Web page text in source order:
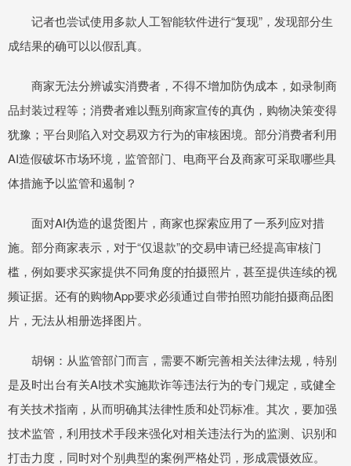
记者也尝试使用多款人工智能软件进行“复现”，发现部分生
成结果的确可以以假乱真。
商家无法分辨诚实消费者，不得不增加防伪成本，如录制商
品封装过程等；消费者难以甄别商家宣传的真伪，购物决策变得
犹豫；平台则陷入对交易双方行为的审核困境。部分消费者利用
AI造假破坏市场环境，监管部门、电商平台及商家可采取哪些具
体措施予以监管和遏制？
面对AI伪造的退货图片，商家也探索应用了一系列应对措
施。部分商家表示，对于“仅退款”的交易申请已经提高审核门
槛，例如要求买家提供不同角度的拍摄照片，甚至提供连续的视
频证据。还有的购物App要求必须通过自带拍照功能拍摄商品图
片，无法从相册选择图片。
胡钢：从监管部门而言，需要不断完善相关法律法规，特别
是及时出台有关AI技术实施欺诈等违法行为的专门规定，或健全
有关技术指南，从而明确其法律性质和处罚标准。其次，要加强
技术监管，利用技术手段来强化对相关违法行为的监测、识别和
打击力度，同时对个别典型的案例严格处罚，形成震慑效应。